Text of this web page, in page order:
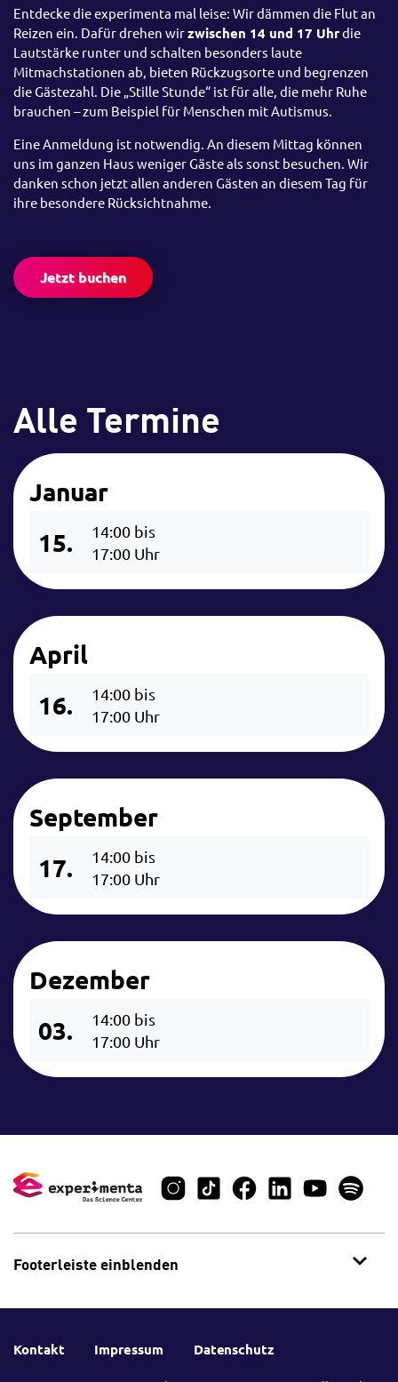
Entdecke die experimenta mal leise: Wir dämmen die Flut an
Reizen ein. Dafür drehen wirzwischen 14 und 17 Uhrdie
Lautstärke runter und schalten besonders laute
Mitmachstationen ab, bieten Rückzugsorte und begrenzen
die Gästezahl. Die „Stille Stunde“ ist für alle, die mehr Ruhe
brauchen – zum Beispiel für Menschen mit Autismus.
Eine Anmeldung ist notwendig. An diesem Mittag können
uns im ganzen Haus weniger Gäste als sonst besuchen. Wir
danken schon jetzt allen anderen Gästen an diesem Tag für
ihre besondere Rücksichtnahme.
Jetzt buchen
Alle Termine
Januar
15.
14:00 bis
17:00 Uhr
April
16.
14:00 bis
17:00 Uhr
September
17.
14:00 bis
17:00 Uhr
Dezember
03.
14:00 bis
17:00 Uhr
Footerleiste einblenden
Kontakt Impressum Datenschutz